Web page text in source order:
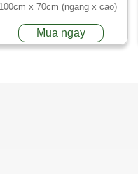
100cm x 70cm (ngang x cao)
Mua ngay